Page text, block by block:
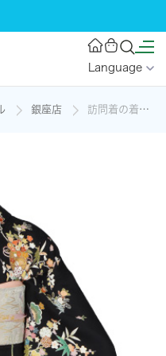
Language
銀座店 訪問着の着物レンタル